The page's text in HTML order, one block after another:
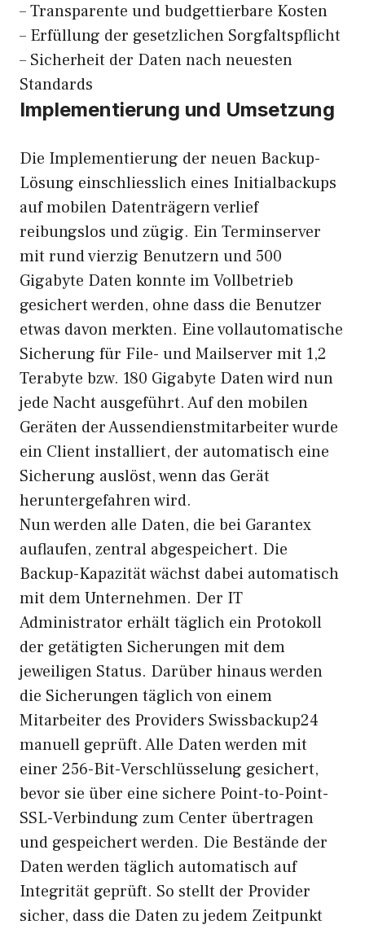
– Transparente und budgettierbare Kosten
– Erfüllung der gesetzlichen Sorgfaltspflicht
– Sicherheit der Daten nach neuesten
Standards
Implementierung und Umsetzung
Die Implementierung der neuen Backup-
Lösung einschliesslich eines Initialbackups
auf mobilen Datenträgern verlief
reibungslos und zügig. Ein Terminserver
mit rund vierzig Benutzern und 500
Gigabyte Daten konnte im Vollbetrieb
gesichert werden, ohne dass die Benutzer
etwas davon merkten. Eine vollautomatische
Sicherung für File- und Mailserver mit 1,2
Terabyte bzw. 180 Gigabyte Daten wird nun
jede Nacht ausgeführt. Auf den mobilen
Geräten der Aussendienstmitarbeiter wurde
ein Client installiert, der automatisch eine
Sicherung auslöst, wenn das Gerät
heruntergefahren wird.
Nun werden alle Daten, die bei Garantex
auflaufen, zentral abgespeichert. Die
Backup-Kapazität wächst dabei automatisch
mit dem Unternehmen. Der IT
Administrator erhält täglich ein Protokoll
der getätigten Sicherungen mit dem
jeweiligen Status. Darüber hinaus werden
die Sicherungen täglich von einem
Mitarbeiter des Providers Swissbackup24
manuell geprüft. Alle Daten werden mit
einer 256-Bit-Verschlüsselung gesichert,
bevor sie über eine sichere Point-to-Point-
SSL-Verbindung zum Center übertragen
und gespeichert werden. Die Bestände der
Daten werden täglich automatisch auf
Integrität geprüft. So stellt der Provider
sicher, dass die Daten zu jedem Zeitpunkt